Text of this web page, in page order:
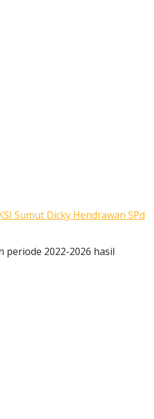
Sumut Dicky Hendrawan SPd
periode 2022-2026 hasil